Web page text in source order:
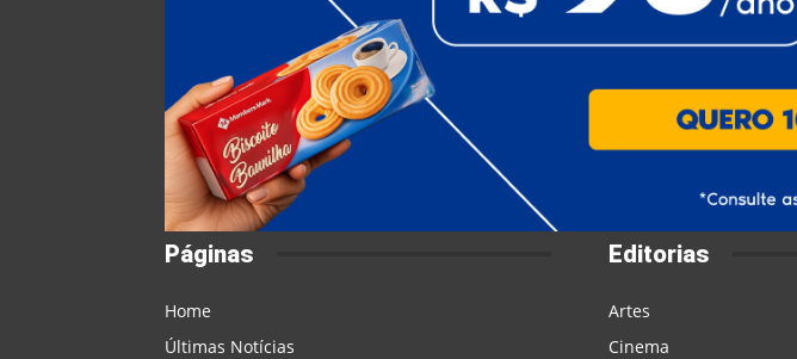
Páginas
Home
Últimas Notícias
Editorias
Artes
Cinema